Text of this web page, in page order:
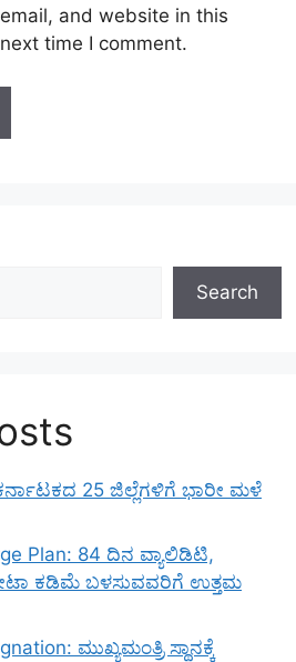
and website in this
time I comment.
Search
25 ಜಿಲ್ಲೆಗಳಿಗೆ ಭಾರೀ ಮಳೆ
Plan: 84 ದಿನ ವ್ಯಾಲಿಡಿಟಿ,
ಕಡಿಮೆ ಬಳಸುವವರಿಗೆ ಉತ್ತಮ
ಮುಖ್ಯಮಂತ್ರಿ ಸ್ಥಾನಕ್ಕೆ